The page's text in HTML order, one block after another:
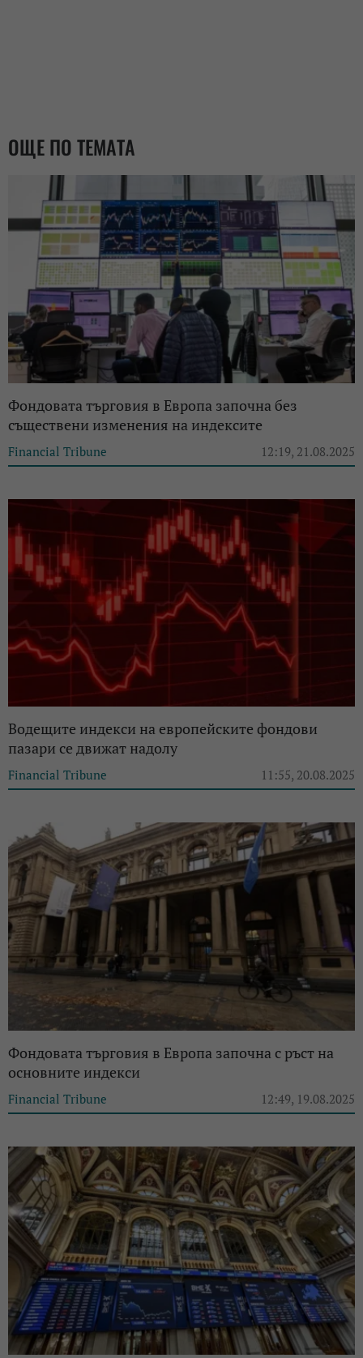
ОЩЕ ПО ТЕМАТА
Фондовата търговия в Европа започна без
съществени изменения на индексите
Financial Tribune 12:19, 21.08.2025
Водещите индекси на европейските фондови
пазари се движат надолу
Financial Tribune 11:55, 20.08.2025
Фондовата търговия в Европа започна с ръст на
основните индекси
Financial Tribune 12:49, 19.08.2025